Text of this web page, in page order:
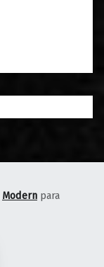
Modern para